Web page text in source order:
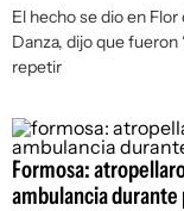
El hecho se dio en
Danza, dijo que fueron
repetir
Formosa:
ambulancia durante